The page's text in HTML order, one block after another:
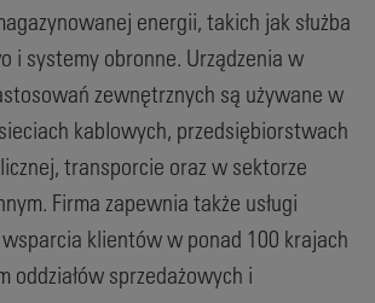
energii, takich jak służba
i systemy obronne. Urządzenia w
zewnętrznych są używane w
kablowych, przedsiębiorstwach
transporcie oraz w sektorze
Firma zapewnia także usługi
klientów w ponad 100 krajach
oddziałów sprzedażowych i